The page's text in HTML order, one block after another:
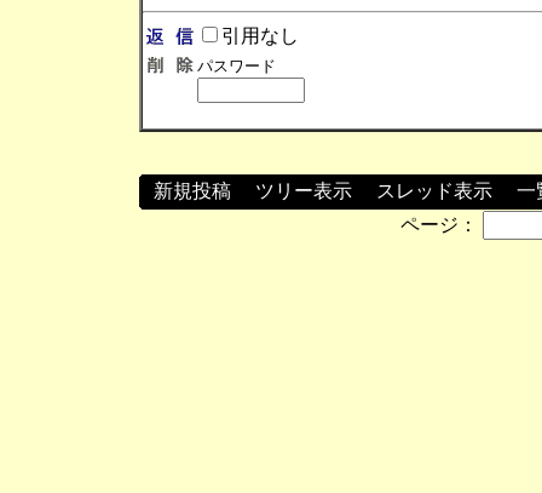
引用なし
パスワード
新規投稿 ツリー表示 スレッド表示
一
ページ：